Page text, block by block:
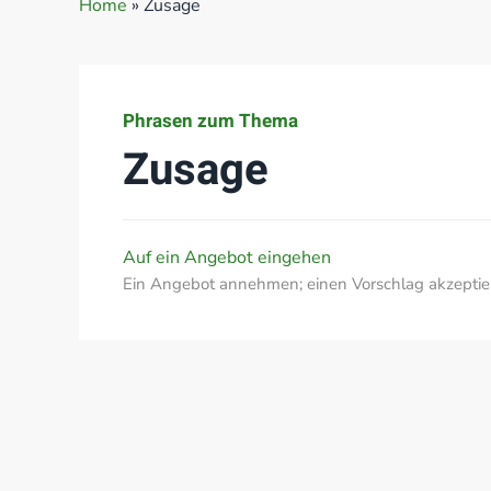
Home » Zusage
Phrasen zum Thema
Zusage
Auf ein Angebot eingehen
Ein Angebot annehmen; einen Vorschlag